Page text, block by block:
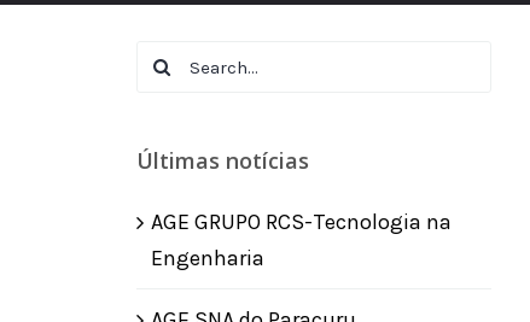
Search
Últimas notícias
AGE GRUPO RCS-Tecnologia na
Engenharia